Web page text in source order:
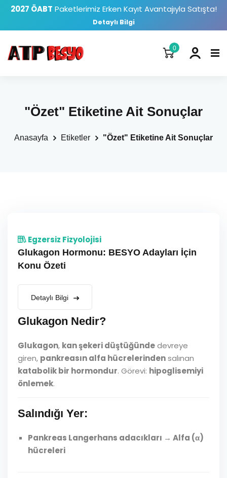
2027 ÖABT Paketlerimiz Erken Kayıt Avantajıyla Satışta!
Detaylı Bilgi
0
"Özet" Etiketine Ait Sonuçlar
Anasayfa Etiketler "Özet" Etiketine Ait Sonuçlar
Egzersiz Fizyolojisi
Glukagon Hormonu: BESYO Adayları İçin
Konu Özeti
Detaylı Bilgi
Glukagon Nedir?
Glukagon, kan şekeri düştüğündedevreye
giren, pankreasın alfa hücrelerindensalınan
katabolik bir hormondur. Görevi: hipoglisemiyi
önlemek.
Salındığı Yer:
Pankreas Langerhans adacıkları → Alfa (α)
hücreleri